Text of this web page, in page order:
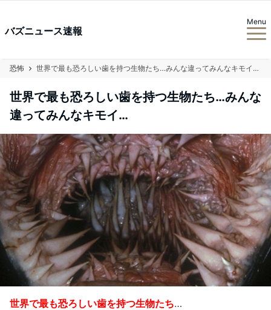
バズニュース速報
Menu
恐怖 世界で最も恐ろしい歯を持つ生物たち…みんな違ってみんなキモイ…
世界で最も恐ろしい歯を持つ生物たち…みんな
違ってみんなキモイ…
世界で最も恐ろしい歯を持つ生物たち…